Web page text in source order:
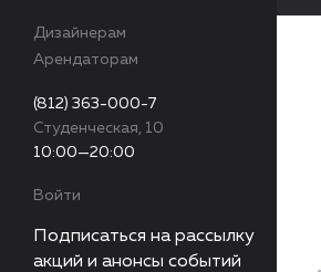
Дизайнерам
Арендаторам
(812) 363-000-7
Студенческая, 10
10:00—20:00
Войти
Подписаться на рассылку
акций и анонсы событий